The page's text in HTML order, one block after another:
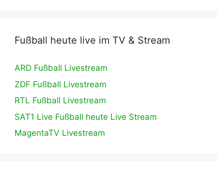
Fußball heute live im TV & Stream
ARD Fußball Livestream
ZDF Fußball Livestream
RTL Fußball Livestream
SAT1 Live Fußball heute Live Stream
MagentaTV Livestream